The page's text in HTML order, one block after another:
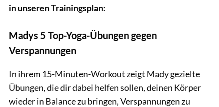
in unseren Trainingsplan:
Madys 5 Top-Yoga-Übungen gegen
Verspannungen
In ihrem 15-Minuten-Workout zeigt Mady gezielte
Übungen, die dir dabei helfen sollen, deinen Körper
wieder in Balance zu bringen, Verspannungen zu